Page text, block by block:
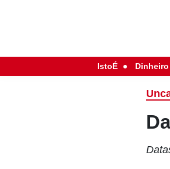
IstoÉ Dinheiro